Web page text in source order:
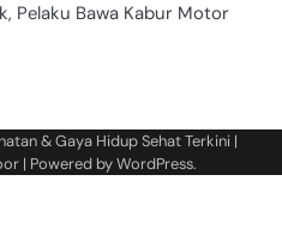
Pelaku Bawa Kabur Motor
& Gaya Hidup Sehat Terkini |
| Powered byWordPress.